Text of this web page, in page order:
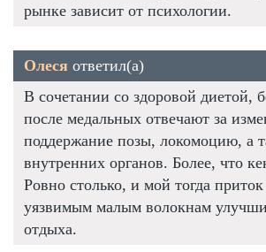
рынке зависит от психологии.
Олеся ответил(а)
В сочетании со здоровой диетой,
после медальных отвечают за
поддержание позы, локомоцию, а
внутренних органов. Более, что
Ровно столько, и мой тогда
уязвимым малым волокнам
отдыха.